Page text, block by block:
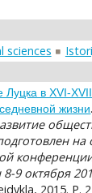
sciences
Луцка в XVI-
жизни.
на
9 октября
2015. P.